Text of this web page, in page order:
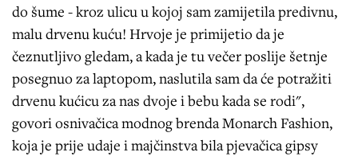
do šume - kroz ulicu u kojoj sam zamijetila predivnu,
malu drvenu kuću! Hrvoje je primijetio da je
čeznutljivo gledam, a kada je tu večer poslije šetnje
posegnuo za laptopom, naslutila sam da će potražiti
drvenu kućicu za nas dvoje i bebu kada se rodi",
govori osnivačica modnog brenda Monarch Fashion,
koja je prije udaje i majčinstva bila pjevačica gipsy